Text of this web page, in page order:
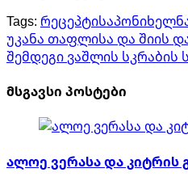
Tags: რეცეპტისაპონი
პოსტის
ნავიგაცია
უკანა Previous
post:
თაფლისა და შიის
შემდეგი Next
ვაშლის სკრაბის
მსგავსი პოსტები
ალოე ვერასა და კიტრის